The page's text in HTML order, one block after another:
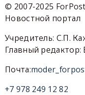
© 2007-2025
Новостной портал
Учредитель: С.П.
Главный редактор:
Почта:
+7 978 249 12 82